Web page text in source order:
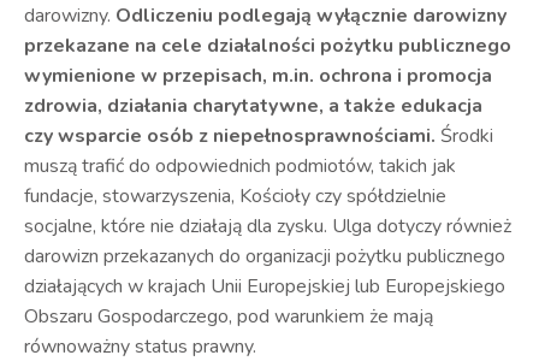
darowizny. Odliczeniu podlegają wyłącznie darowizny
przekazane na cele działalności pożytku publicznego
wymienione w przepisach, m.in. ochrona i promocja
zdrowia, działania charytatywne, a także edukacja
czy wsparcie osób z niepełnosprawnościami. Środki
muszą trafić do odpowiednich podmiotów, takich jak
fundacje, stowarzyszenia, Kościoły czy spółdzielnie
socjalne, które nie działają dla zysku. Ulga dotyczy również
darowizn przekazanych do organizacji pożytku publicznego
działających w krajach Unii Europejskiej lub Europejskiego
Obszaru Gospodarczego, pod warunkiem że mają
równoważny status prawny.